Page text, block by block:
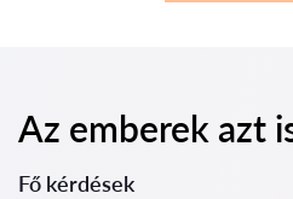
Az emberek azt
Fő kérdések